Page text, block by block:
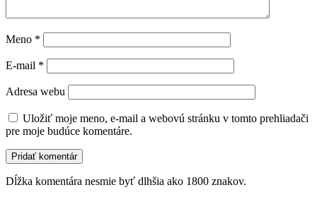
Meno *
E-mail *
Adresa webu
Uložiť moje meno, e-mail a webovú stránku v tomto prehliadači
pre moje budúce komentáre.
Dĺžka komentára nesmie byť dlhšia ako 1800 znakov.